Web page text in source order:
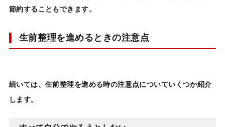
節約することもできます。
生前整理を進めるときの注意点
続いては、生前整理を進める時の注意点についていくつか紹介
します。